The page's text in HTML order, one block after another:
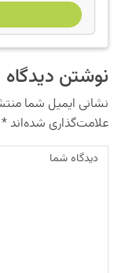
نوشتن دیدگاه
نشانی ایمیل شما
علامت‌گذاری شده‌اند*